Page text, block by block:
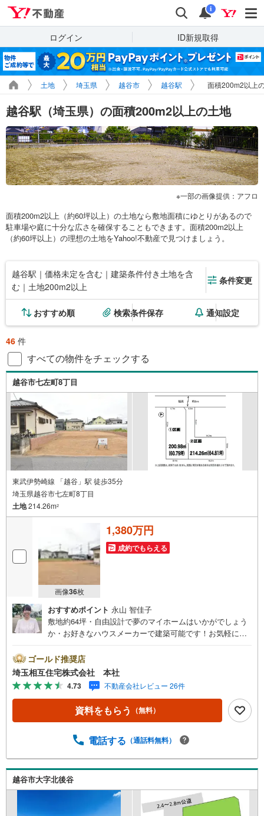
検索 通知
i
ログイン ID新規取得
土地 埼玉県 越谷市 越谷駅 面積200m2以上
越谷駅（埼玉県）の面積200m2以上の土地
一部の画像提供：アフロ
面積200m2以上（約60坪以上）の土地なら敷地面積にゆとりがあるので
駐車場や庭に十分な広さを確保することもできます。面積200m2以上
（約60坪以上）の理想の土地をYahoo!不動産で見つけましょう。
越谷駅｜価格未定を含む｜建築条件付き土地を含
む｜土地200m2以上
条件変更
おすすめ順 検索条件保存 通知設定
46 件
すべての物件をチェックする
越谷市七左町8丁目
東武伊勢崎線 「越谷」駅 徒歩35分
埼玉県越谷市七左町8丁目
土地214.26m2
画像36枚
1,380万円
成約でもらえる
おすすめポイント 永山 智佳子
敷地約64坪・自由設計で夢のマイホームはいかがでしょう
か・お好きなハウスメーカーで建築可能です！お気軽にお
社来店専用のキッズスペースを完備、お子様連れでも落ち
着いてご相談いただけます。チャイルドシートもご用意し
ております。【住宅ローンに強い！本社直結の住宅ロー
ン・契約サポート】本社在籍の専門スタッフが、金融機関
との調整から 審査のポイントまで一貫してサポート。現在
お借入れがある方、勤続年数が短い方、自己資金に不安が
タッフが、状況に合わせて無理のない進め方をご案内しま
らではの総合サポート・検討段階から具体化までスムー
ズ】まだ迷っている段階でも問題ありません。物件のご紹
介だけでなく、資金計画、間取りの考え方、建築の注意
点、将来的な売却や住み替えの可能性まで、一つひとつ整
理しながらご案内します。
ゴールド推奨店
埼玉相互住宅株式会社 本社
4.73 不動産会社レビュー 26件
資料をもらう （無料）
電話する （通話料無料）
越谷市大字北後谷